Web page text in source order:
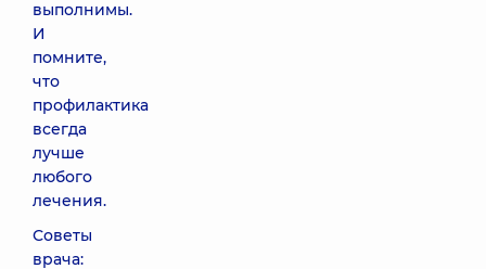
выполнимы.
И
помните,
что
профилактика
всегда
лучше
любого
лечения.
Советы
врача: